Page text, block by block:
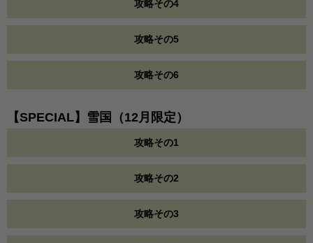
攻略その4
攻略その5
攻略その6
【SPECIAL】雪国（12月限定）
攻略その1
攻略その2
攻略その3